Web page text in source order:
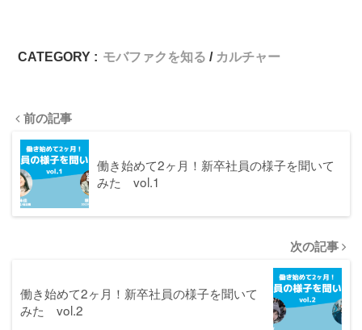
CATEGORY : モバファクを知る カルチャー
前の記事
働き始めて2ヶ月！新卒社員の様子を聞いて
みた vol.1
次の記事
働き始めて2ヶ月！新卒社員の様子を聞いて
みた vol.2